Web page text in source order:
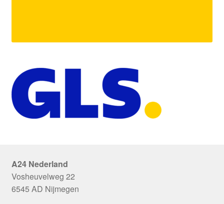
A24 Nederland
Vosheuvelweg 22
6545 AD Nijmegen